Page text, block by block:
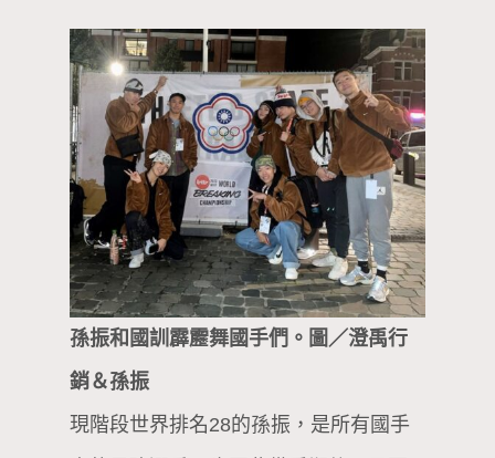
孫振和國訓霹靂舞國手們。圖／澄禹行
銷＆孫振
現階段世界排名28的孫振，是所有國手